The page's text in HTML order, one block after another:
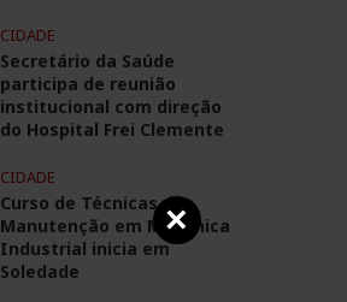
CIDADE
Secretário da Saúde
participa de reunião
institucional com direção
do Hospital Frei Clemente
CIDADE
Curso de Técnicas de
Manutenção em Mecânica
Industrial inicia em
Soledade
×